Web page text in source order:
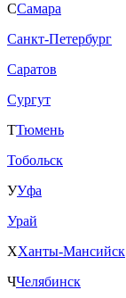
ССамара
Санкт-Петербург
Саратов
Сургут
ТТюмень
Тобольск
УУфа
Урай
ХХанты-Мансийск
ЧЧелябинск